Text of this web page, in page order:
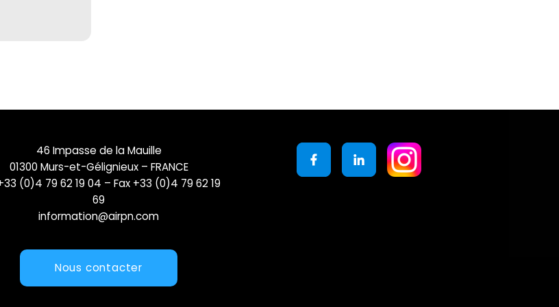
46 Impasse de la Mauille
01300 Murs-et-Gélignieux – FRANCE
(0)4 79 62 19 04 – Fax +33 (0)4 79 62 19
69
information@airpn.com
Nous contacter